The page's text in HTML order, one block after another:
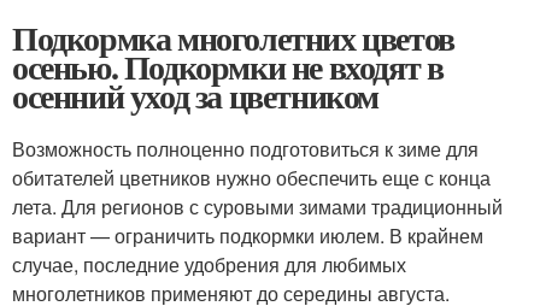
Подкормка многолетних цветов
осенью. Подкормки не входят в
осенний уход за цветником
Возможность полноценно подготовиться к зиме для
обитателей цветников нужно обеспечить еще с конца
лета. Для регионов с суровыми зимами традиционный
вариант — ограничить подкормки июлем. В крайнем
случае, последние удобрения для любимых
многолетников применяют до середины августа.